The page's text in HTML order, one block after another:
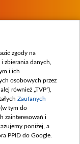
zgody na
zbierania danych,
i ich
osobowych przez
również „TVP”),
Zaufanych
(w tym do
zainteresowań i
poniżej, a
PPID do Google.